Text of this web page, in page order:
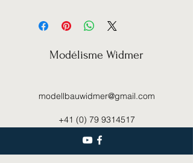
Modélisme Widmer
modellbauwidmer@gmail.com
+41 (0) 79 9314517